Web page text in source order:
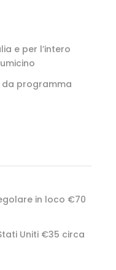
e per l’intero
da programma
in loco €70
Uniti €35 circa